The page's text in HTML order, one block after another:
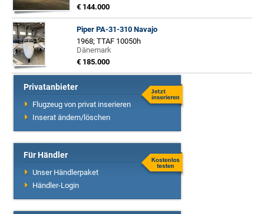
€ 144.000
Piper PA-31-310 Navajo
1968; TTAF 10050h
Dänemark
€ 185.000
Privatanbieter
Flugzeug von privat inserieren
Inserat ändern/löschen
Für Händler
Unser Händlerpaket
Händler-Login